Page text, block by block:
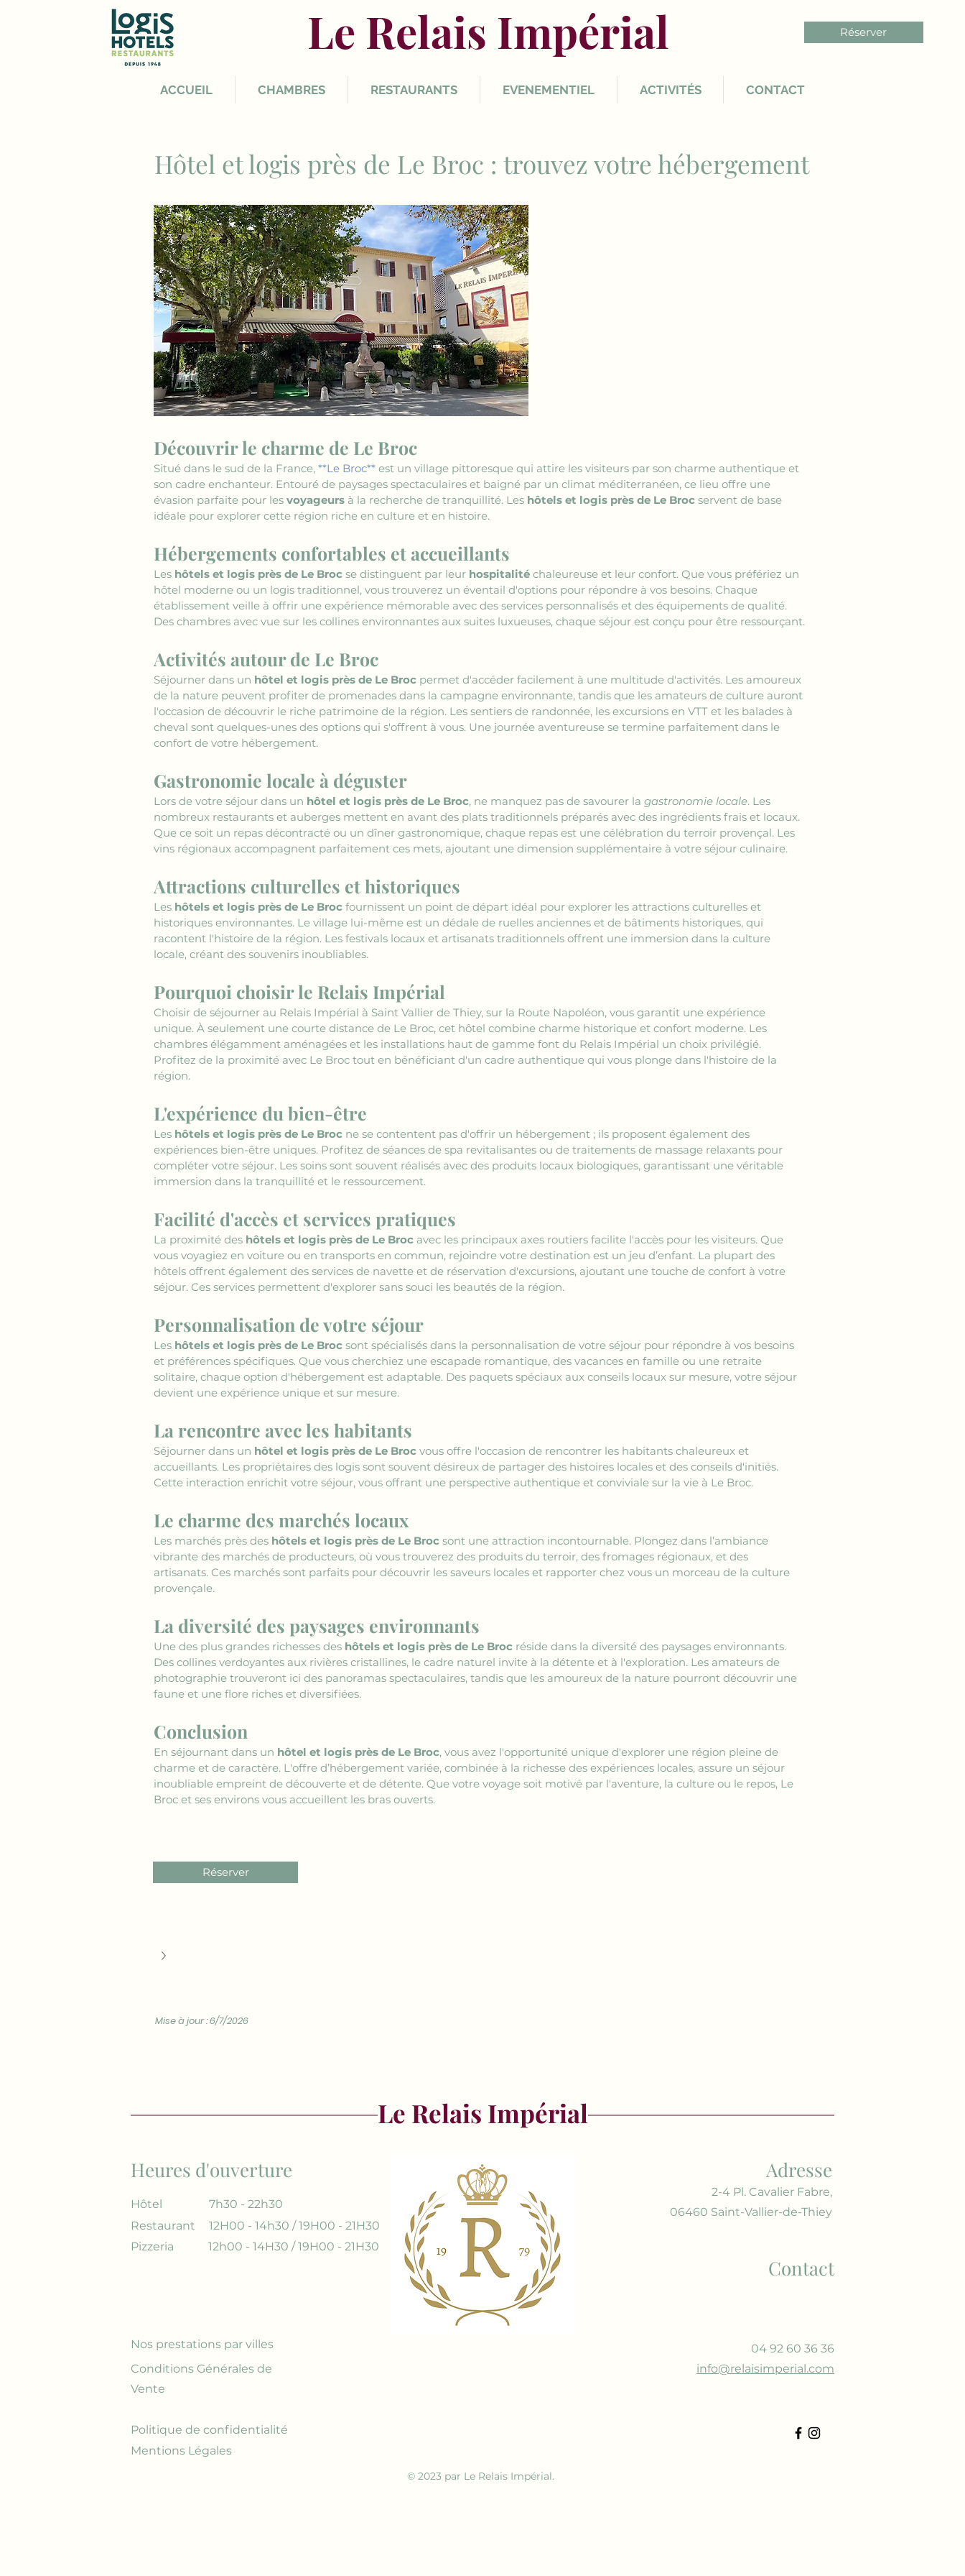
Le Relais Impérial Réserver
ACCUEIL CHAMBRES RESTAURANTS EVENEMENTIEL ACTIVITÉS CONTACT
Hôtel et logis près de Le Broc : trouvez votre hébergement
Découvrir le charme de Le Broc
Situé dans le sud de la France, **Le Broc** est un village pittoresque qui attire les visiteurs par son charme authentique et
son cadre enchanteur. Entouré de paysages spectaculaires et baigné par un climat méditerranéen, ce lieu offre une
évasion parfaite pour les voyageurs à la recherche de tranquillité. Les hôtels et logis près de Le Broc servent de base
idéale pour explorer cette région riche en culture et en histoire.
Hébergements confortables et accueillants
Les hôtels et logis près de Le Broc se distinguent par leur hospitalité chaleureuse et leur confort. Que vous préfériez un
hôtel moderne ou un logis traditionnel, vous trouverez un éventail d'options pour répondre à vos besoins. Chaque
établissement veille à offrir une expérience mémorable avec des services personnalisés et des équipements de qualité.
Des chambres avec vue sur les collines environnantes aux suites luxueuses, chaque séjour est conçu pour être ressourçant.
Activités autour de Le Broc
Séjourner dans un hôtel et logis près de Le Broc permet d'accéder facilement à une multitude d'activités. Les amoureux
de la nature peuvent profiter de promenades dans la campagne environnante, tandis que les amateurs de culture auront
l'occasion de découvrir le riche patrimoine de la région. Les sentiers de randonnée, les excursions en VTT et les balades à
cheval sont quelques-unes des options qui s'offrent à vous. Une journée aventureuse se termine parfaitement dans le
confort de votre hébergement.
Gastronomie locale à déguster
Lors de votre séjour dans un hôtel et logis près de Le Broc, ne manquez pas de savourer la gastronomie locale. Les
nombreux restaurants et auberges mettent en avant des plats traditionnels préparés avec des ingrédients frais et locaux.
Que ce soit un repas décontracté ou un dîner gastronomique, chaque repas est une célébration du terroir provençal. Les
vins régionaux accompagnent parfaitement ces mets, ajoutant une dimension supplémentaire à votre séjour culinaire.
Attractions culturelles et historiques
Les hôtels et logis près de Le Broc fournissent un point de départ idéal pour explorer les attractions culturelles et
historiques environnantes. Le village lui-même est un dédale de ruelles anciennes et de bâtiments historiques, qui
racontent l'histoire de la région. Les festivals locaux et artisanats traditionnels offrent une immersion dans la culture
locale, créant des souvenirs inoubliables.
Pourquoi choisir le Relais Impérial
Choisir de séjourner au Relais Impérial à Saint Vallier de Thiey, sur la Route Napoléon, vous garantit une expérience
unique. À seulement une courte distance de Le Broc, cet hôtel combine charme historique et confort moderne. Les
chambres élégamment aménagées et les installations haut de gamme font du Relais Impérial un choix privilégié.
Profitez de la proximité avec Le Broc tout en bénéficiant d'un cadre authentique qui vous plonge dans l'histoire de la
région.
L'expérience du bien-être
Les hôtels et logis près de Le Broc ne se contentent pas d'offrir un hébergement ; ils proposent également des
expériences bien-être uniques. Profitez de séances de spa revitalisantes ou de traitements de massage relaxants pour
compléter votre séjour. Les soins sont souvent réalisés avec des produits locaux biologiques, garantissant une véritable
immersion dans la tranquillité et le ressourcement.
Facilité d'accès et services pratiques
La proximité des hôtels et logis près de Le Broc avec les principaux axes routiers facilite l'accès pour les visiteurs. Que
vous voyagiez en voiture ou en transports en commun, rejoindre votre destination est un jeu d’enfant. La plupart des
hôtels offrent également des services de navette et de réservation d'excursions, ajoutant une touche de confort à votre
séjour. Ces services permettent d'explorer sans souci les beautés de la région.
Personnalisation de votre séjour
Les hôtels et logis près de Le Broc sont spécialisés dans la personnalisation de votre séjour pour répondre à vos besoins
et préférences spécifiques. Que vous cherchiez une escapade romantique, des vacances en famille ou une retraite
solitaire, chaque option d'hébergement est adaptable. Des paquets spéciaux aux conseils locaux sur mesure, votre séjour
devient une expérience unique et sur mesure.
La rencontre avec les habitants
Séjourner dans un hôtel et logis près de Le Broc vous offre l'occasion de rencontrer les habitants chaleureux et
accueillants. Les propriétaires des logis sont souvent désireux de partager des histoires locales et des conseils d'initiés.
Cette interaction enrichit votre séjour, vous offrant une perspective authentique et conviviale sur la vie à Le Broc.
Le charme des marchés locaux
Les marchés près des hôtels et logis près de Le Broc sont une attraction incontournable. Plongez dans l’ambiance
vibrante des marchés de producteurs, où vous trouverez des produits du terroir, des fromages régionaux, et des
artisanats. Ces marchés sont parfaits pour découvrir les saveurs locales et rapporter chez vous un morceau de la culture
provençale.
La diversité des paysages environnants
Une des plus grandes richesses des hôtels et logis près de Le Broc réside dans la diversité des paysages environnants.
Des collines verdoyantes aux rivières cristallines, le cadre naturel invite à la détente et à l'exploration. Les amateurs de
photographie trouveront ici des panoramas spectaculaires, tandis que les amoureux de la nature pourront découvrir une
faune et une flore riches et diversifiées.
Conclusion
En séjournant dans un hôtel et logis près de Le Broc, vous avez l'opportunité unique d'explorer une région pleine de
charme et de caractère. L'offre d’hébergement variée, combinée à la richesse des expériences locales, assure un séjour
inoubliable empreint de découverte et de détente. Que votre voyage soit motivé par l'aventure, la culture ou le repos, Le
Broc et ses environs vous accueillent les bras ouverts.
Réserver
Mise à jour : 6/7/2026
Le Relais Impérial
Heures d'ouverture
Hôtel
7h30 - 22h30
Restaurant
12H00 - 14h30 / 19H00 - 21H30
Pizzeria
12h00 - 14H30 / 19H00 - 21H30
Nos prestations par villes
Conditions Générales de
Vente
Politique de confidentialité
Adresse
2-4 Pl. Cavalier Fabre,
06460 Saint-Vallier-de-Thiey
Contact
04 92 60 36 36
info@relaisimperial.com
Mentions Légales
© 2023 par Le Relais Impérial.